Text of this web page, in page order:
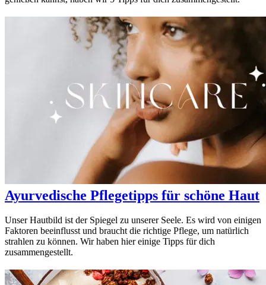
Ayurvedische Pflegetipps für schöne Haut
Unser Hautbild ist der Spiegel zu unserer Seele. Es wird von einigen
Faktoren beeinflusst und braucht die richtige Pflege, um natürlich
strahlen zu können. Wir haben hier einige Tipps für dich
zusammengestellt.